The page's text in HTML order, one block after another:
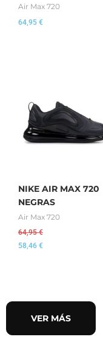
Air Max 720
64,95 €
NIKE AIR MAX 720
NEGRAS
Air Max 720
64,95€
58,46 €
VER MÁS